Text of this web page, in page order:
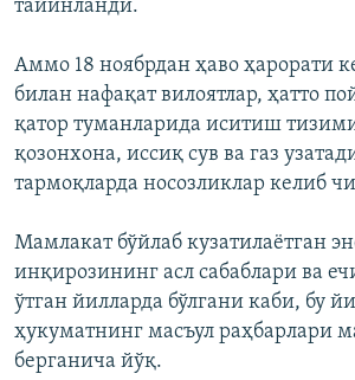
тайинланди.
Аммо 18 ноябрдан ҳаво ҳарорати
билан нафақат вилоятлар, ҳатто
қатор туманларида иситиш
қозонхона, иссиқ сув ва газ
тармоқларда носозликлар келиб
Мамлакат бўйлаб кузатилаётган
инқирозининг асл сабаблари ва
ўтган йилларда бўлгани каби, бу
ҳукуматнинг масъул раҳбарлари
берганича йўқ.